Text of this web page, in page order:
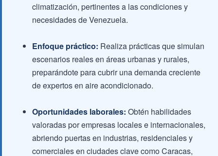
climatización, pertinentes a las condiciones y
necesidades de Venezuela.
Enfoque práctico: Realiza prácticas que simulan
escenarios reales en áreas urbanas y rurales,
preparándote para cubrir una demanda creciente
de expertos en aire acondicionado.
Oportunidades laborales: Obtén habilidades
valoradas por empresas locales e internacionales,
abriendo puertas en industrias, residenciales y
comerciales en ciudades clave como Caracas,